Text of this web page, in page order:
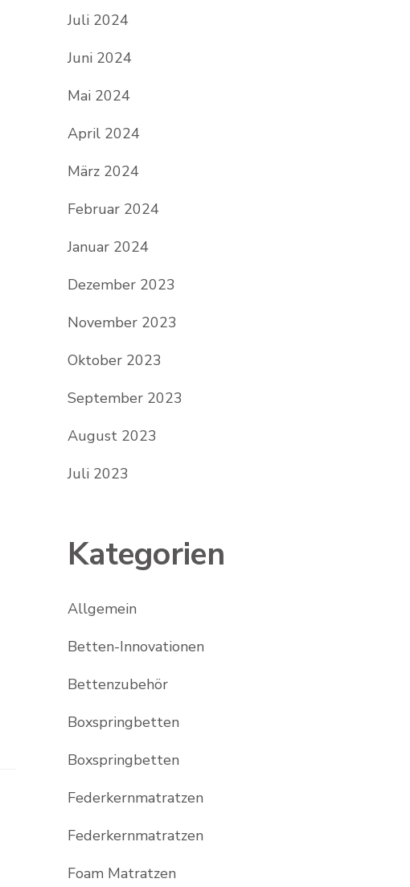
Juli 2024
Juni 2024
Mai 2024
April 2024
März 2024
Februar 2024
Januar 2024
Dezember 2023
November 2023
Oktober 2023
September 2023
August 2023
Juli 2023
Kategorien
Allgemein
Betten-Innovationen
Bettenzubehör
Boxspringbetten
Boxspringbetten
Federkernmatratzen
Federkernmatratzen
Foam Matratzen